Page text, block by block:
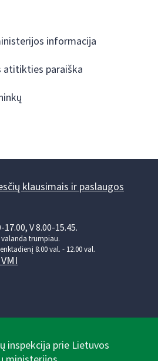
informacija
atitikties paraiška
klausimais ir paslaugos
V 8.00-15.45.
valanda trumpiau.
8.00 val. - 12.00 val.
inspekcija prie Lietuvos